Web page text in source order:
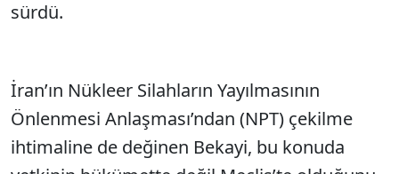
sürdü.
İran’ın Nükleer Silahların Yayılmasının
Önlenmesi Anlaşması’ndan (NPT) çekilme
ihtimaline de değinen Bekayi, bu konuda